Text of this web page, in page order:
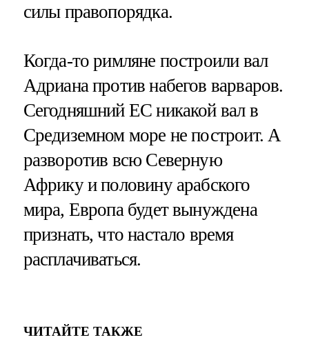
силы правопорядка.
Когда-то римляне построили вал
Адриана против набегов варваров.
Сегодняшний ЕС никакой вал в
Средиземном море не построит. А
разворотив всю Северную
Африку и половину арабского
мира, Европа будет вынуждена
признать, что настало время
расплачиваться.
ЧИТАЙТЕ ТАКЖЕ